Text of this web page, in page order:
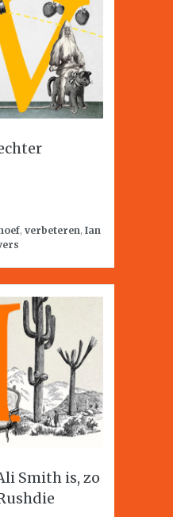
, verbeteren, Ian
Smith is, zo